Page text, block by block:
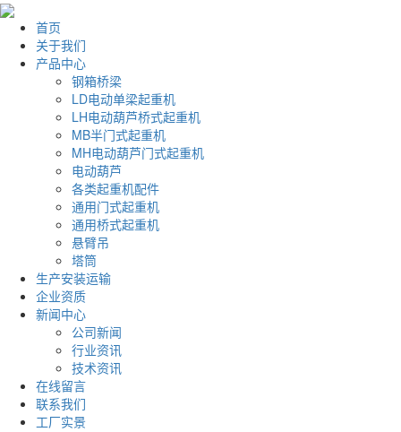
首页
关于我们
产品中心
钢箱桥梁
LD电动单梁起重机
LH电动葫芦桥式起重机
MB半门式起重机
MH电动葫芦门式起重机
电动葫芦
各类起重机配件
通用门式起重机
通用桥式起重机
悬臂吊
塔筒
生产安装运输
企业资质
新闻中心
公司新闻
行业资讯
技术资讯
在线留言
联系我们
工厂实景